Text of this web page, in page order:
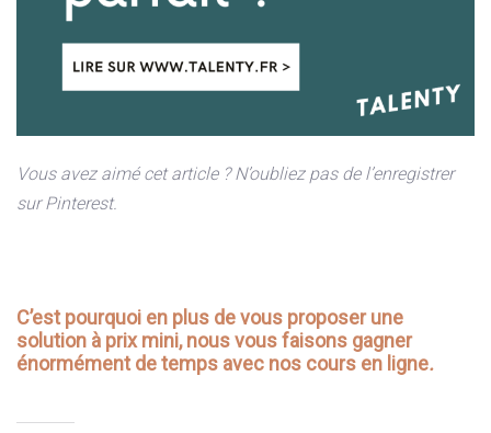
Vous avez aimé cet article ? N’oubliez pas de l’enregistrer
sur Pinterest.
C’est pourquoi en plus de vous proposer une
solution à prix mini, nous vous faisons gagner
énormément de temps avec nos cours en ligne.